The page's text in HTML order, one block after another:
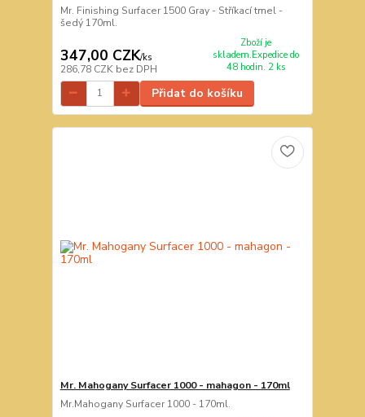
Mr. Finishing Surfacer 1500 Gray - Stříkací tmel -
šedý 170ml.
347,00 CZK/ks
286,78 CZK bez DPH
Zboží je
skladem.Expedice do
48 hodin. 2 ks
Přidat do košíku
Mr. Mahogany Surfacer 1000 - mahagon - 170ml
Mr.Mahogany Surfacer 1000 - 170ml.